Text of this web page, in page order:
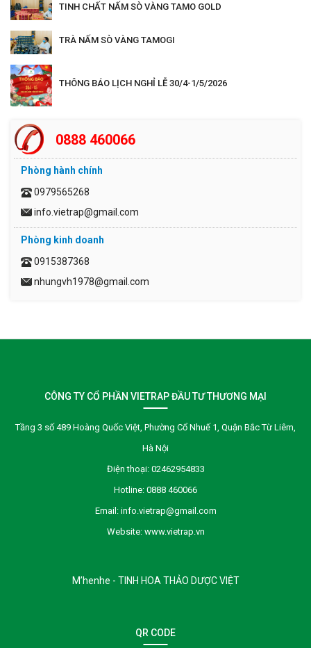
TINH CHẤT NẤM SÒ VÀNG TAMO GOLD
TRÀ NẤM SÒ VÀNG TAMOGI
THÔNG BÁO LỊCH NGHỈ LỄ 30/4-1/5/2026
0888 460066
Phòng hành chính
0979565268
info.vietrap@gmail.com
Phòng kinh doanh
0915387368
nhungvh1978@gmail.com
CÔNG TY CỔ PHẦN VIETRAP ĐẦU TƯ THƯƠNG MẠI
Tầng 3 số 489 Hoàng Quốc Việt, Phường Cổ Nhuế 1, Quận Bắc Từ Liêm,
Hà Nội
Điện thoại:02462954833
Hotline: 0888 460066
Email:info.vietrap@gmail.com
Website:www.vietrap.vn
M’henhe - TINH HOA THẢO DƯỢC VIỆT
QR CODE